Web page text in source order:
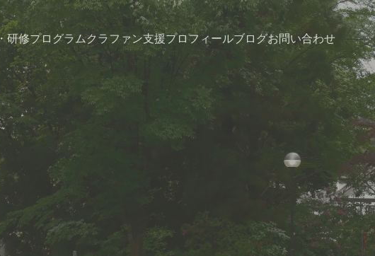
研修プログラムクラファン支援プロフィールブログお問い合わせ